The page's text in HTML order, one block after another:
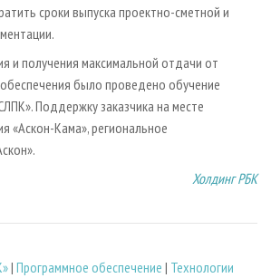
сроки выпуска проектно-сметной и
и получения максимальной отдачи от
было проведено обучение
Поддержку заказчика на месте
«Аскон-Кама», региональное
Холдинг РБК
| Программное обеспечение | Технологии